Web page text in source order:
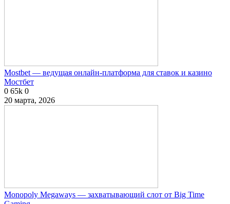
Mostbet — ведущая онлайн-платформа для ставок и казино
Мостбет
0 65k 0
20 марта, 2026
Monopoly Megaways — захватывающий слот от Big Time